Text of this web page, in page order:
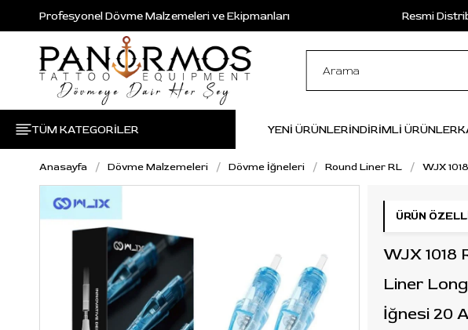
Profesyonel Dövme Malzemeleri ve Ekipmanları Resmi
TÜM KATEGORİLER YENİ ÜRÜNLERİNDİRİMLİ ÜRÜNLER
Anasayfa Dövme Malzemeleri Dövme İğneleri Round Liner RL WJX
ÜRÜN
WJX 1018
Liner
İğnesi 20